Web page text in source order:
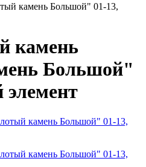
камень Большой" 01-13,
камень
Большой"
элемент